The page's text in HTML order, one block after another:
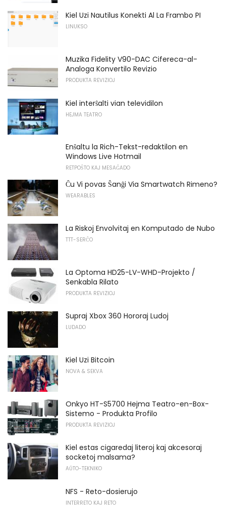
Kiel Uzi Nautilus Konekti Al La Frambo PI
LINUKSO
Muzika Fidelity V90-DAC Cifereca-al-
Analoga Konvertilo Revizio
PRODUKTA REVIZIOJ
Kiel interŝalti vian televidilon
HEJMA TEATRO
Enŝaltu la Rich-Tekst-redaktilon en
Windows Live Hotmail
RETPOŜTO KAJ MESAĜADO
Ĉu Vi povas Ŝanĝi Via Smartwatch Rimeno?
WEARABLES
La Riskoj Envolvitaj en Komputado de Nubo
TTT-SERĈO
La Optoma HD25-LV-WHD-Projekto /
Senkabla Rilato
PRODUKTA REVIZIOJ
Supraj Xbox 360 Hororaj Ludoj
LUDADO
Kiel Uzi Bitcoin
NOVA & SEKVA
Onkyo HT-S5700 Hejma Teatro-en-Box-
Sistemo - Produkta Profilo
PRODUKTA REVIZIOJ
Kiel estas cigaredaj literoj kaj akcesoraj
socketoj malsama?
AŬTO-TEKNIKO
NFS - Reto-dosierujo
INTERRETO KAJ RETO